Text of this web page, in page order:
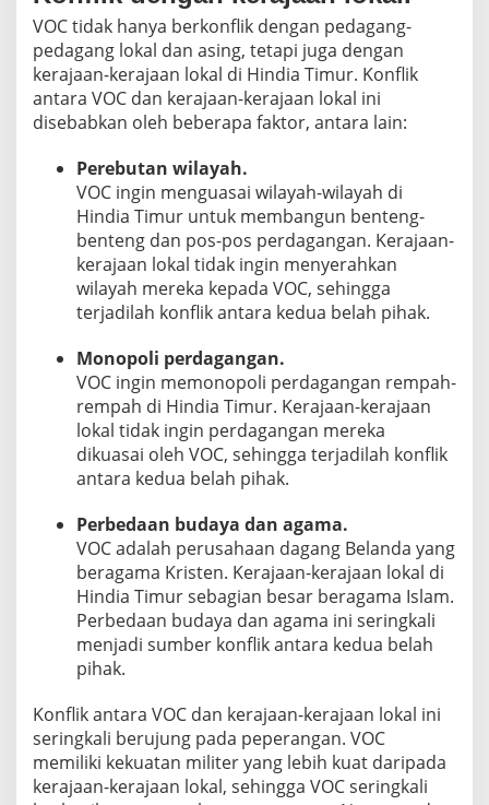
VOC tidak hanya berkonflik dengan pedagang-
pedagang lokal dan asing, tetapi juga dengan
kerajaan-kerajaan lokal di Hindia Timur. Konflik
antara VOC dan kerajaan-kerajaan lokal ini
disebabkan oleh beberapa faktor, antara lain:
Perebutan wilayah.
VOC ingin menguasai wilayah-wilayah di
Hindia Timur untuk membangun benteng-
benteng dan pos-pos perdagangan. Kerajaan-
kerajaan lokal tidak ingin menyerahkan
wilayah mereka kepada VOC, sehingga
terjadilah konflik antara kedua belah pihak.
Monopoli perdagangan.
VOC ingin memonopoli perdagangan rempah-
rempah di Hindia Timur. Kerajaan-kerajaan
lokal tidak ingin perdagangan mereka
dikuasai oleh VOC, sehingga terjadilah konflik
antara kedua belah pihak.
Perbedaan budaya dan agama.
VOC adalah perusahaan dagang Belanda yang
beragama Kristen. Kerajaan-kerajaan lokal di
Hindia Timur sebagian besar beragama Islam.
Perbedaan budaya dan agama ini seringkali
menjadi sumber konflik antara kedua belah
pihak.
Konflik antara VOC dan kerajaan-kerajaan lokal ini
seringkali berujung pada peperangan. VOC
memiliki kekuatan militer yang lebih kuat daripada
kerajaan-kerajaan lokal, sehingga VOC seringkali